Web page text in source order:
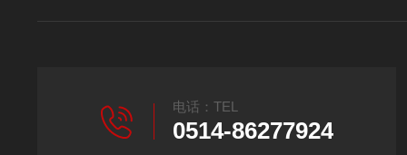
电话：TEL
0514-86277924